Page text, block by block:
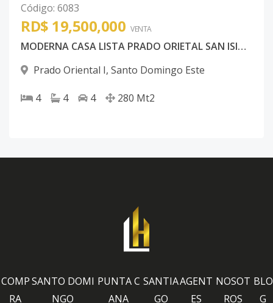
Código: 6083
RD$ 19,500,000 VENTA
MODERNA CASA LISTA PRADO ORIETAL SAN ISIDRO CON PISCINA
Prado Oriental I, Santo Domingo Este
4 4 4 280 Mt2
COMP
RA
SANTO DOMI
NGO
PUNTA C
ANA
SANTIA
GO
AGENT
ES
NOSOT
ROS
BLO
G